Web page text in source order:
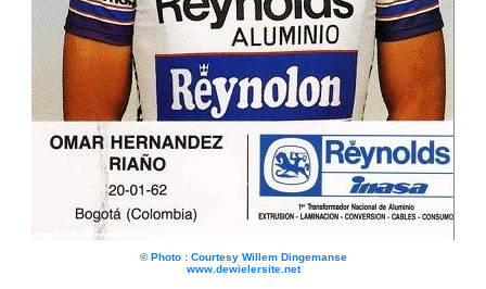
© Photo : Courtesy Willem Dingemanse
www.dewielersite.net